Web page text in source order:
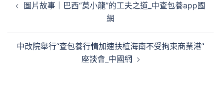
章
圖片故事｜巴西“莫小龍”的工夫之道_中查包養app國
網
中改院舉行“查包養行情加速扶植海南不受拘束商業港”
座談會_中國網